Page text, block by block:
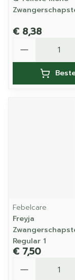
€ 8,38
Febelcare
Freyja
Regular 1
€ 7,50